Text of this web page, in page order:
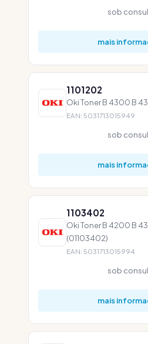
sob
mais
1101202
Oki Toner B 4300 B
EAN: 5031713015949
sob
mais
1103402
Oki Toner B 4200 B
(01103402)
EAN: 5031713015994
sob
mais